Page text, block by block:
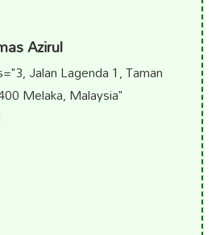
Azirul
Jalan Lagenda 1, Taman
Melaka, Malaysia"